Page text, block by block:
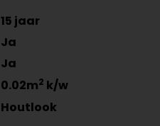
15 jaar
Ja
Ja
0.02m2 k/w
Houtlook